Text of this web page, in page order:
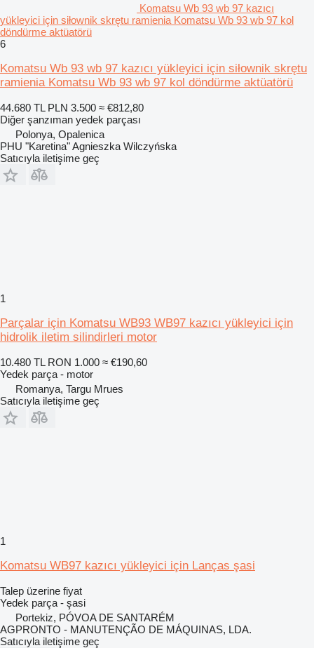
Komatsu Wb 93 wb 97 kazıcı
yükleyici için siłownik skrętu ramienia Komatsu Wb 93 wb 97 kol
döndürme aktüatörü
6
Komatsu Wb 93 wb 97 kazıcı yükleyici için siłownik skrętu
ramienia Komatsu Wb 93 wb 97 kol döndürme aktüatörü
44.680 TL PLN 3.500 ≈ €812,80
Diğer şanzıman yedek parçası
Polonya, Opalenica
PHU "Karetina" Agnieszka Wilczyńska
Satıcıyla iletişime geç
1
Parçalar için Komatsu WB93 WB97 kazıcı yükleyici için
hidrolik iletim silindirleri motor
10.480 TL RON 1.000 ≈ €190,60
Yedek parça - motor
Romanya, Targu Mrues
Satıcıyla iletişime geç
1
Komatsu WB97 kazıcı yükleyici için Lanças şasi
Talep üzerine fiyat
Yedek parça - şasi
Portekiz, PÓVOA DE SANTARÉM
AGPRONTO - MANUTENÇÃO DE MÁQUINAS, LDA.
Satıcıyla iletişime geç